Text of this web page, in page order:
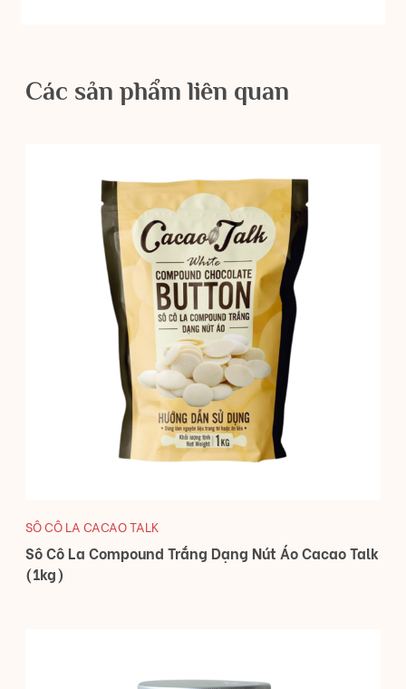
Các sản phẩm liên quan
SÔ CÔ LA CACAO TALK
Sô Cô La Compound Trắng Dạng Nút Áo Cacao Talk
(1kg)